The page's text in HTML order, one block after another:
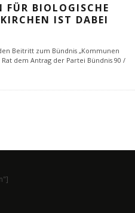
BIOLOGISCHE
IST DABEI
Beitritt zum Bündnis „Kommunen
dem Antrag der Partei Bündnis 90 /